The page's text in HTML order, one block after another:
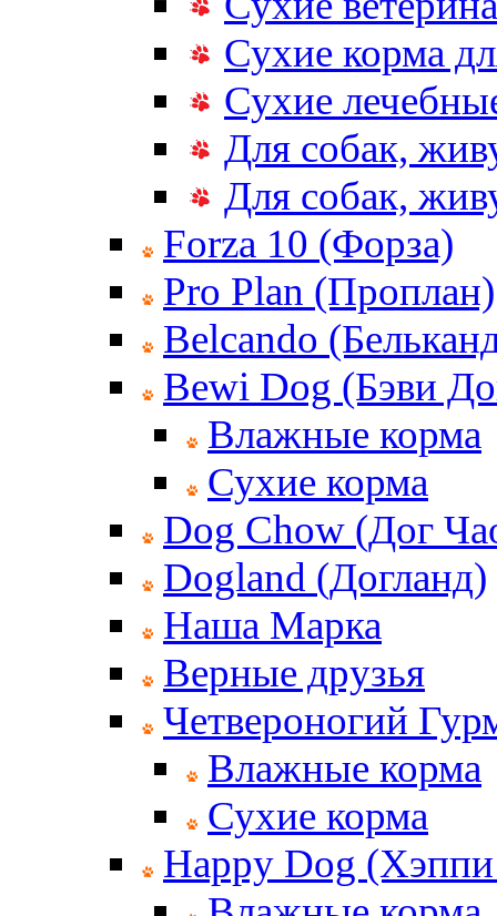
Сухие корма
Сухие
Для собак,
Для собак,
Forza 10 (Форза)
Pro Plan (Проплан)
Belcando
Bewi Dog (Бэви
Влажные корма
Сухие корма
Dog Chow (Дог
Dogland (Догланд)
Наша Марка
Верные друзья
Четвероногий
Влажные корма
Сухие корма
Happy Dog